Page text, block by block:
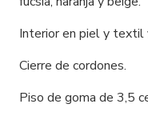
Interior en piel y
Cierre de cordones.
Piso de goma de 3,5